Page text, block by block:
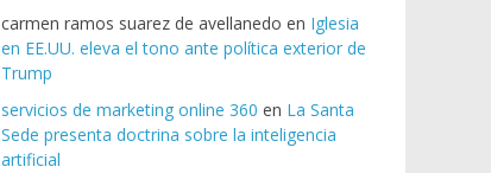
carmen ramos suarez de avellanedo en Iglesia
en EE.UU. eleva el tono ante política exterior de
Trump
servicios de marketing online 360 en La Santa
Sede presenta doctrina sobre la inteligencia
artificial